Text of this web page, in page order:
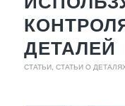
ДЕТАЛЕЙ
СТАТЬИ, СТАТЬИ О